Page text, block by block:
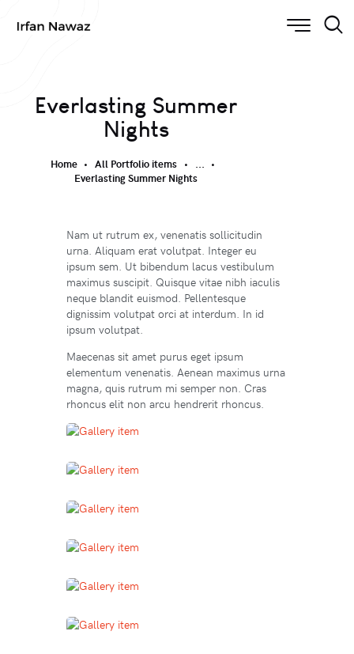
Everlasting Summer
Nights
Home All Portfolio items
...
Everlasting Summer Nights
Nam ut rutrum ex, venenatis sollicitudin
urna. Aliquam erat volutpat. Integer eu
ipsum sem. Ut bibendum lacus vestibulum
maximus suscipit. Quisque vitae nibh iaculis
neque blandit euismod. Pellentesque
dignissim volutpat orci at interdum. In id
ipsum volutpat.
Maecenas sit amet purus eget ipsum
elementum venenatis. Aenean maximus urna
magna, quis rutrum mi semper non. Cras
rhoncus elit non arcu hendrerit rhoncus.